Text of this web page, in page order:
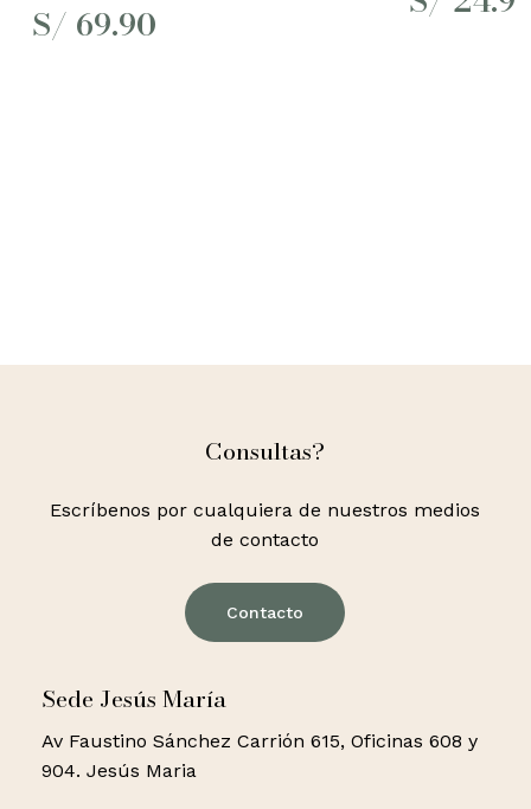
S/ 69.90
Consultas?
Escríbenos por cualquiera de nuestros medios
de contacto
Contacto
Sede Jesús María
Av Faustino Sánchez Carrión 615, Oficinas 608 y
904. Jesús Maria